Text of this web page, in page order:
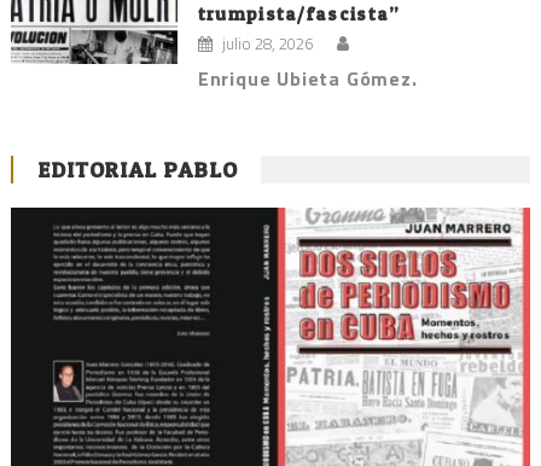
trumpista/fascista”
julio 28, 2026
Enrique Ubieta Gómez.
EDITORIAL PABLO